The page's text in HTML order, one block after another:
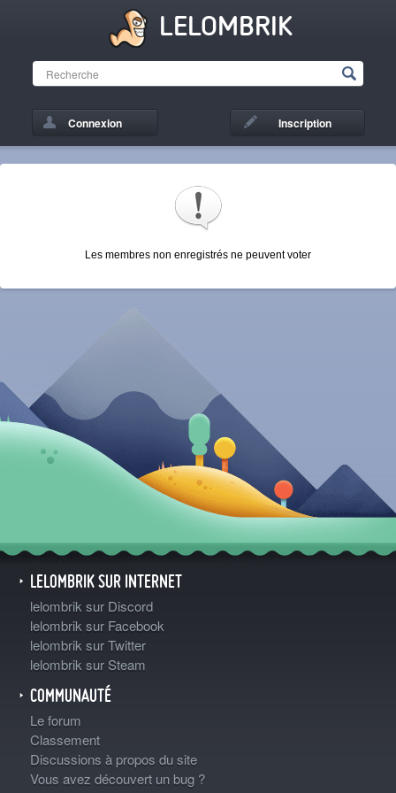
LELOMBRIK
Connexion Inscription
Les membres non enregistrés ne peuvent voter
LELOMBRIK SUR INTERNET
lelombrik sur Discord
lelombrik sur Facebook
lelombrik sur Twitter
lelombrik sur Steam
COMMUNAUTÉ
Le forum
Classement
Discussions à propos du site
Vous avez découvert un bug ?